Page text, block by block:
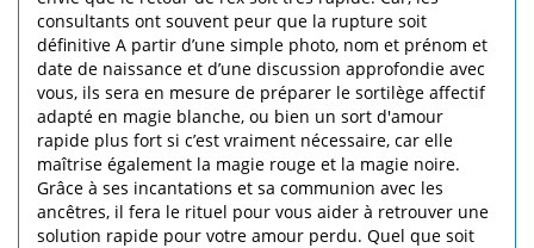
consultants ont souvent peur que la rupture soit
définitive A partir d’une simple photo, nom et prénom et
date de naissance et d’une discussion approfondie avec
vous, ils sera en mesure de préparer le sortilège affectif
adapté en magie blanche, ou bien un sort d'amour
rapide plus fort si c’est vraiment nécessaire, car elle
maîtrise également la magie rouge et la magie noire.
Grâce à ses incantations et sa communion avec les
ancêtres, il fera le rituel pour vous aider à retrouver une
solution rapide pour votre amour perdu. Quel que soit